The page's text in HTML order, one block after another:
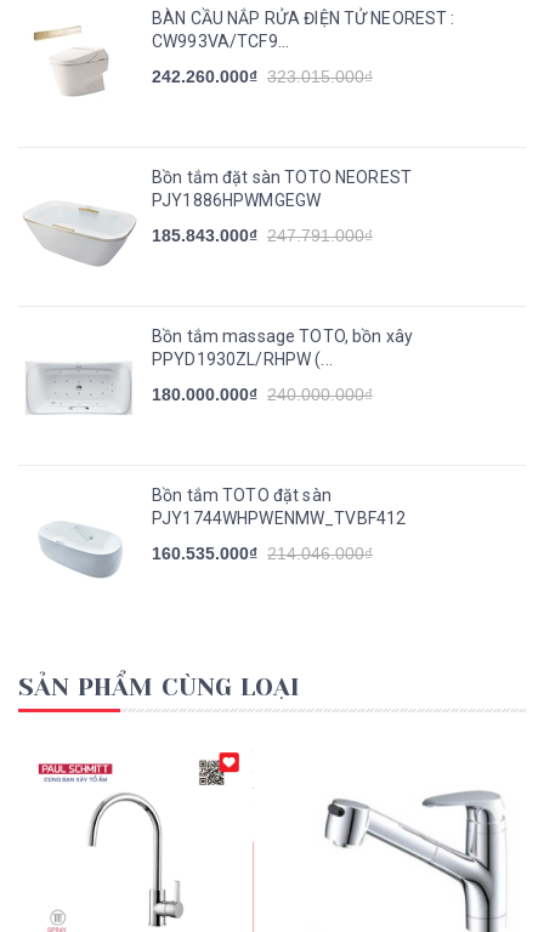
BÀN CẦU NẮP RỬA ĐIỆN TỬ NEOREST :
CW993VA/TCF9...
242.260.000₫ 323.015.000₫
Bồn tắm đặt sàn TOTO NEOREST
PJY1886HPWMGEGW
185.843.000₫ 247.791.000₫
Bồn tắm massage TOTO, bồn xây
PPYD1930ZL/RHPW (...
180.000.000₫ 240.000.000₫
Bồn tắm TOTO đặt sàn
PJY1744WHPWENMW_TVBF412
160.535.000₫ 214.046.000₫
SẢN PHẨM CÙNG LOẠI